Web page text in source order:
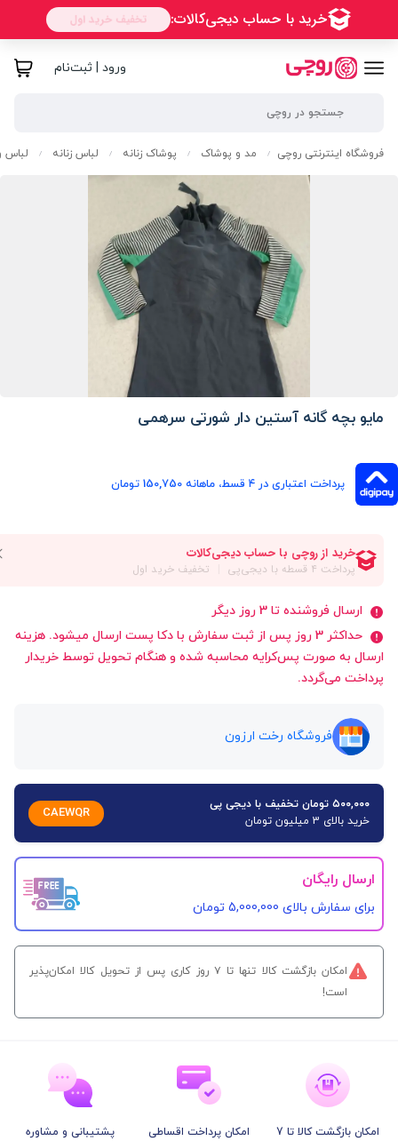
ورود | ثبت‌نام
فروشگاه اینترنتی روچی / مد و پوشاک / پوشاک زنانه / لباس زنانه / لباس
مایو بچه گانه آستین دار شورتی سرهمی
پرداخت اعتباری در ۴ قسط، ماهانه 150,750 تومان
ارسال فروشنده تا 3 روز دیگر
حداکثر 3 روز پس از ثبت سفارش با دکا پست ارسال میشود. هزینه
ارسال به صورت پس‌کرایه محاسبه شده و هنگام تحویل توسط خریدار
پرداخت می‌گردد.
فروشگاه رخت ارزون
۵۰۰,۰۰۰ تومان تخفیف با دیجی پی
خرید بالای 3 میلیون تومان
CAEWQR
ارسال رایگان
برای سفارش‌ بالای 5,000,000 تومان
امکان بازگشت کالا تنها تا ۷ روز کاری پس از تحویل کالا امکان‌پذیر
است!
امکان بازگشت کالا تا 7
امکان پرداخت اقساطی
پشتیبانی و مشاوره